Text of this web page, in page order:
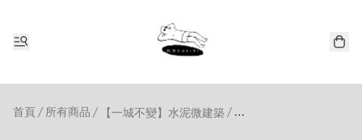
首頁 / 所有商品 / 【一城不變】水泥微建築 / Volume 5 Artisan